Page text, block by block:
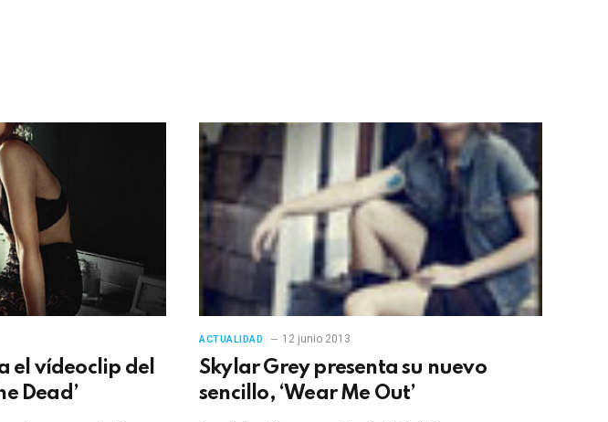
el vídeoclip del
Dead’
ACTUALIDAD 12 junio 2013
Skylar Grey presenta su nuevo
sencillo, ‘Wear Me Out’